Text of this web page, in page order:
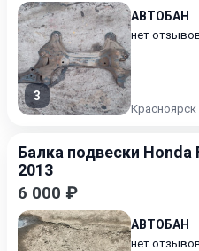
3
АВТОБАН
нет
Красноярск
Балка подвески Honda
2013
6 000 ₽
АВТОБАН
нет